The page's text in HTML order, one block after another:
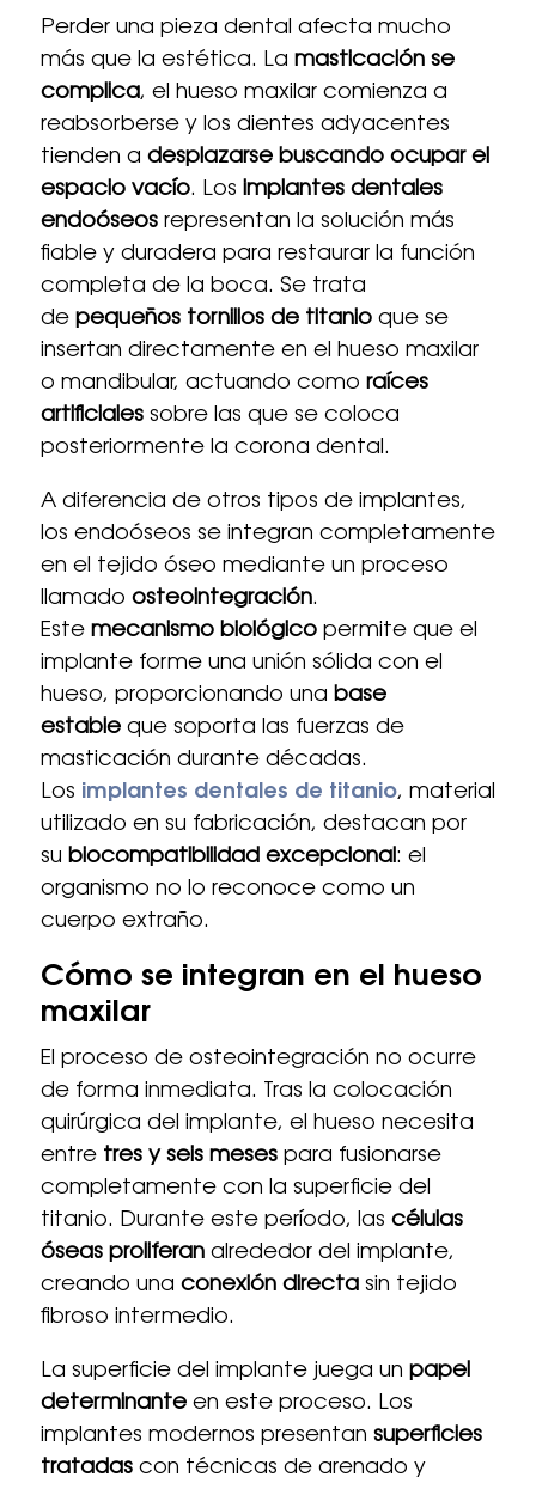
Perder una pieza dental afecta mucho
más que la estética. La masticación se
complica, el hueso maxilar comienza a
reabsorberse y los dientes adyacentes
tienden a desplazarse buscando ocupar el
espacio vacío. Los implantes dentales
endoóseosrepresentan la solución más
fiable y duradera para restaurar la función
completa de la boca. Se trata
de pequeños tornillos de titanioque se
insertan directamente en el hueso maxilar
o mandibular, actuando como raíces
artificialessobre las que se coloca
posteriormente la corona dental.
A diferencia de otros tipos de implantes,
los endoóseos se integran completamente
en el tejido óseo mediante un proceso
llamado osteointegración.
Este mecanismo biológicopermite que el
implante forme una unión sólida con el
hueso, proporcionando una base
estableque soporta las fuerzas de
masticación durante décadas.
Los implantes dentales de titanio, material
utilizado en su fabricación, destacan por
su biocompatibilidad excepcional: el
organismo no lo reconoce como un
cuerpo extraño.
Cómo se integran en el hueso
maxilar
El proceso de osteointegración no ocurre
de forma inmediata. Tras la colocación
quirúrgica del implante, el hueso necesita
entre tres y seis mesespara fusionarse
completamente con la superficie del
titanio. Durante este período, las células
óseas proliferanalrededor del implante,
creando una conexión directasin tejido
fibroso intermedio.
La superficie del implante juega un papel
determinanteen este proceso. Los
implantes modernos presentan superficies
tratadascon técnicas de arenado y